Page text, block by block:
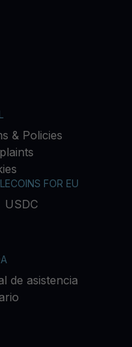
& Policies
FOR EU
USDC
de asistencia